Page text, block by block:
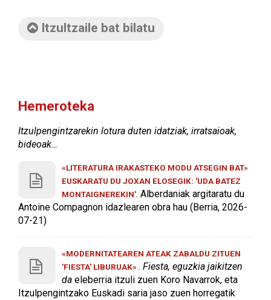
Itzultzaile bat bilatu
Hemeroteka
Itzulpengintzarekin lotura duten idatziak, irratsaioak,
bideoak…
«LITERATURA IRAKASTEKO MODU ATSEGIN BAT»
EUSKARATU DU JOXAN ELOSEGIK: 'UDA BATEZ
MONTAIGNEREKIN'. Alberdaniak argitaratu du
Antoine Compagnon idazlearen obra hau (Berria, 2026-
07-21)
«MODERNITATEAREN ATEAK ZABALDU ZITUEN
'FIESTA' LIBURUAK». Fiesta, eguzkia jaikitzen
da eleberria itzuli zuen Koro Navarrok, eta
Itzulpengintzako Euskadi saria jaso zuen horregatik